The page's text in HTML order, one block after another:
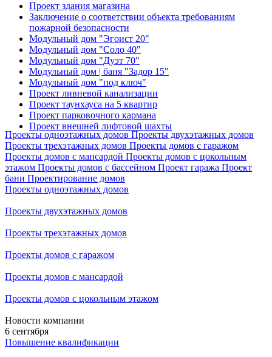
Проект здания магазина
Заключение о соответствии объекта требованиям
пожарной безопасности
Модульный дом "Эгоист 20"
Модульный дом "Соло 40"
Модульный дом "Дуэт 70"
Модульный дом | баня "Задор 15"
Модульный дом "под ключ"
Проект ливневой канализации
Проект таунхауса на 5 квартир
Проект парковочного кармана
Проект внешней лифтовой шахты
Проекты одноэтажных домов Проекты двухэтажных домов
Проекты трехэтажных домов Проекты домов с гаражом
Проекты домов с мансардой Проекты домов с цокольным
этажом Проекты домов с бассейном Проект гаража Проект
бани Проектирование домов
Проекты одноэтажных домов
Проекты двухэтажных домов
Проекты трехэтажных домов
Проекты домов с гаражом
Проекты домов с мансардой
Проекты домов с цокольным этажом
Новости компании
6 сентября
Повышение квалификации